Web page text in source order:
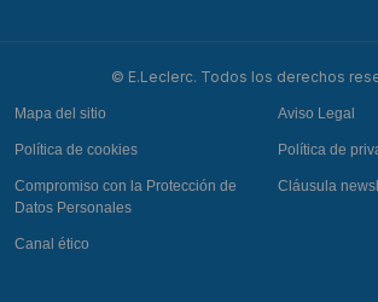
© E.Leclerc. Todos los derechos
Mapa del sitio Aviso Legal
Política de cookies Política de
Compromiso con la Protección de
Datos Personales
Cláusula
Canal ético